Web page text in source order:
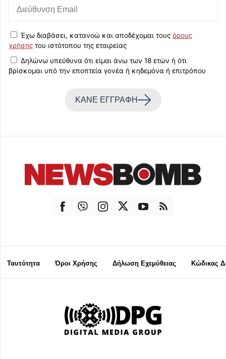
Έχω διαβάσει, κατανοώ και αποδέχομαι τους όρους
χρήσης του ιστότοπου της εταιρείας
Δηλώνω υπεύθυνα ότι είμαι άνω των 18 ετών ή ότι
βρίσκομαι υπό την εποπτεία γονέα ή κηδεμόνα ή επιτρόπου
ΚΑΝΕ ΕΓΓΡΑΦΗ
Ταυτότητα Όροι Χρήσης Δήλωση Εχεμύθειας Κώδικας